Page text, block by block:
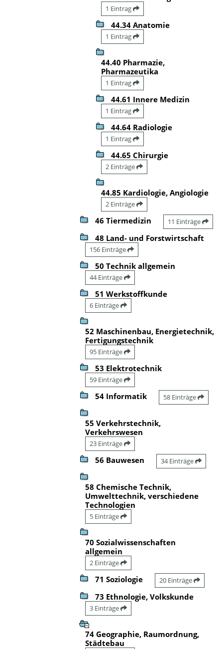
1 Eintrag
44.34 Anatomie
1 Eintrag
44.40 Pharmazie,
Pharmazeutika
1 Eintrag
44.61 Innere Medizin
1 Eintrag
44.64 Radiologie
1 Eintrag
44.65 Chirurgie
2 Einträge
44.85 Kardiologie, Angiologie
2 Einträge
46 Tiermedizin 11 Einträge
48 Land- und Forstwirtschaft
156 Einträge
50 Technik allgemein
44 Einträge
51 Werkstoffkunde
6 Einträge
52 Maschinenbau, Energietechnik,
Fertigungstechnik
95 Einträge
53 Elektrotechnik
59 Einträge
54 Informatik 58 Einträge
55 Verkehrstechnik,
Verkehrswesen
23 Einträge
56 Bauwesen 34 Einträge
58 Chemische Technik,
Umwelttechnik, verschiedene
Technologien
5 Einträge
70 Sozialwissenschaften
allgemein
2 Einträge
71 Soziologie 20 Einträge
73 Ethnologie, Volkskunde
3 Einträge
74 Geographie, Raumordnung,
Städtebau